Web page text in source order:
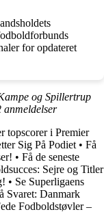
for opdateret
og Spillertrup
anmeldelser
topscorer i Premier
Sig På Podiet • Få
• Få de seneste
Sejre og Titler
• Se Superligaens
Svaret: Danmark
Fodboldstøvler –